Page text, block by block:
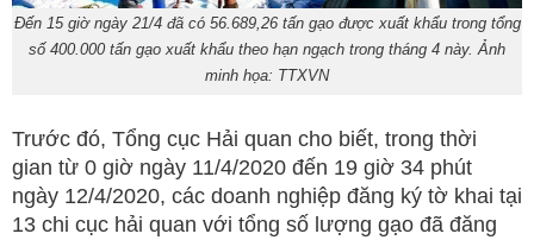
Đến 15 giờ ngày 21/4 đã có 56.689,26 tấn gạo được xuất khẩu trong tổng
số 400.000 tấn gạo xuất khẩu theo hạn ngạch trong tháng 4 này. Ảnh
minh họa: TTXVN
Trước đó, Tổng cục Hải quan cho biết, trong thời
gian từ 0 giờ ngày 11/4/2020 đến 19 giờ 34 phút
ngày 12/4/2020, các doanh nghiệp đăng ký tờ khai tại
13 chi cục hải quan với tổng số lượng gạo đã đăng